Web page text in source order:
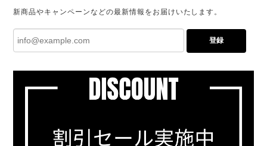
新商品やキャンペーンなどの最新情報をお届けいたします。
登録